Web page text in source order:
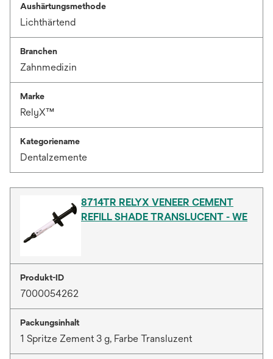
Aushärtungsmethode
Lichthärtend
Branchen
Zahnmedizin
Marke
RelyX™
Kategoriename
Dentalzemente
8714TR RELYX VENEER CEMENT
REFILL SHADE TRANSLUCENT - WE
Produkt-ID
7000054262
Packungsinhalt
1 Spritze Zement 3 g, Farbe Transluzent